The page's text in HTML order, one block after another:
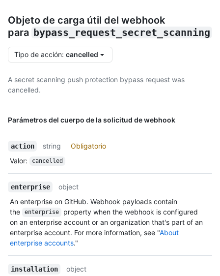
Objeto de carga útil del webhook
para bypass_request_secret_scanning
Tipo de acción: cancelled
A secret scanning push protection bypass request was
cancelled.
Parámetros del cuerpo de la solicitud de webhook
action string
Obligatorio
Valor: cancelled
enterprise
object
An enterprise on GitHub. Webhook payloads contain
the
enterprise
property when the webhook is configured
on an enterprise account or an organization that's part of an
enterprise account. For more information, see "About
enterprise accounts."
installation object